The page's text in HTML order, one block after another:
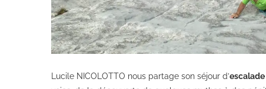
Lucile NICOLOTTO nous partage son séjour d’escalade